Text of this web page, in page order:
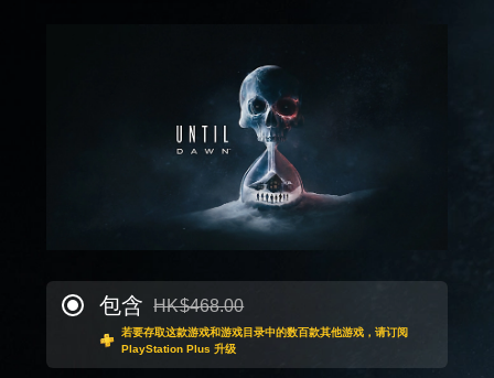
包含 从原价HK$468.00折扣优惠
HK$468.00
若要存取这款游戏和游戏目录中的数百款其他游戏，请订阅
PlayStation Plus 升级